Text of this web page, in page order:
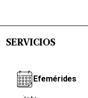
SERVICIOS
Efemérides